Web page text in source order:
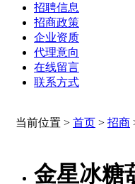
招聘信息
招商政策
企业资质
代理意向
在线留言
联系方式
当前位置 > 首页 > 招商
金星冰糖